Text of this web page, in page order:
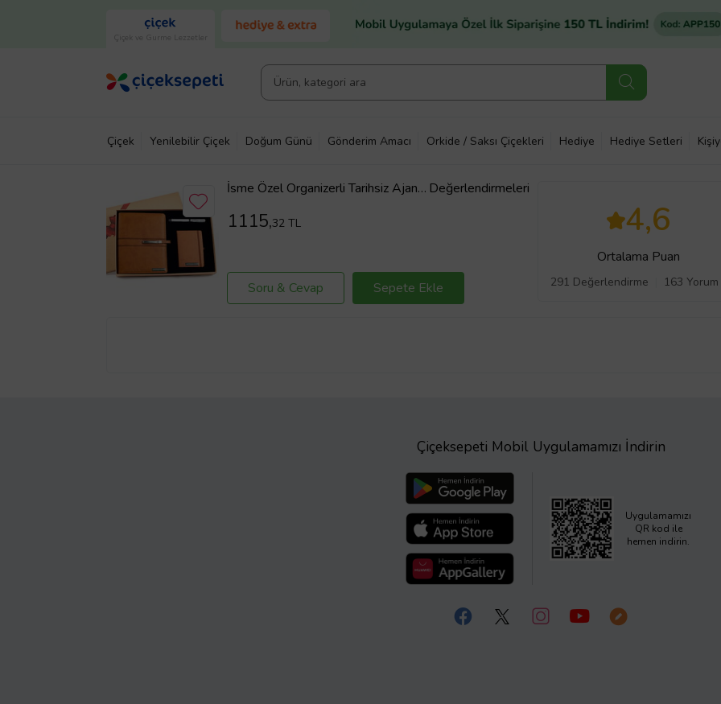
Çiçek ve Gurme Lezzetler
Çiçek Yenilebilir Çiçek Doğum Günü Gönderim Amacı Orkide / Saksı Çiçekleri Hediye Hediye Setleri
İsme Özel Organizerli Tarihsiz Ajand
(Taba)
Değerlendirmeleri
1115,32 TL
Soru & Cevap Sepete Ekle
4,6
Ortalama Puan
291 Değerlendirme 163 Yorum
Çiçeksepeti Mobil Uygulamamızı İndirin
Uygulamamızı
QR kod ile
hemen indirin.